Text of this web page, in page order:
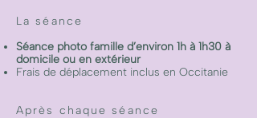
La séance
Séance photo famille d’environ 1h à 1h30 à
domicile ou en extérieur
Frais de déplacement inclus en Occitanie
Après chaque séance